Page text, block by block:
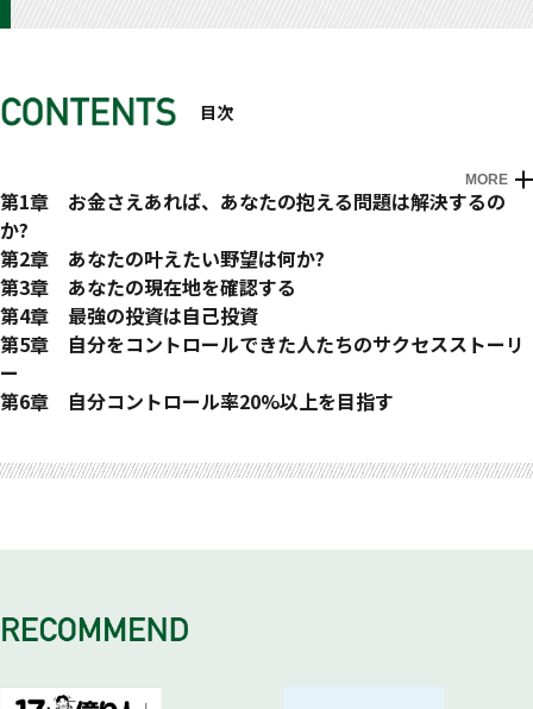
目次
MORE
はじめに
自分資産化計画ロードマップ
第1章 お金さえあれば、あなたの抱える問題は解決するの
か?
1「お金の問題」があなたのストレスを和らげている
2「お金を持ち続けられる人」とは?
3 お金自体ではなく、お金の流れ「パイプライン」を手に入れ
る
4 パイプラインを飽きずにつくり続ける仕組みが必要
第2章 あなたの叶えたい野望は何か?
1「自分の野望のために生きる」と決める
2 本当の野望の見つけ方
3「したくないこと」に潜む強大なエネルギー
4「したくないことリスト」を完成させよう
5 不安や悩みを完全になくすことはできない
第3章 あなたの現在地を確認する
1 人生の目的地と現在地を定める
2 自分の現在地を把握する〈お金編〉
3「資産」と「負債」を正しく理解する
4 自分の現在地を把握する〈時間編〉
6 自分の現在地を把握する〈能力編〉
7「お金を持ち続けられる人」に必要な3つの能力
第4章 最強の投資は自己投資
1 自分以外はコントロールできない
2「感情・思考・行動」の３つをコントロールする〈感情編〉
3「感情・思考・行動」の３つをコントロールする〈思考編〉
5「環境の力」をうまく活用しよう
第5章 自分をコントロールできた人たちのサクセスストーリ
ー
1 自分コントロール率を高めると人生は変わる
3 正しく測定する（「質問力」思考のコントロール）
4 成果を感じやすい小さな成功体験を重ねる（「環境の力」行
5 注意すべき「自己投資マニア症候群」
第6章 自分コントロール率20%以上を目指す
2 少しの努力でも「複利で雪だるま式に成長」する
3 お金を持ち続けられる人になるための「最速の方程式」